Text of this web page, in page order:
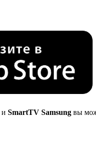
и SmartTV Samsung вы